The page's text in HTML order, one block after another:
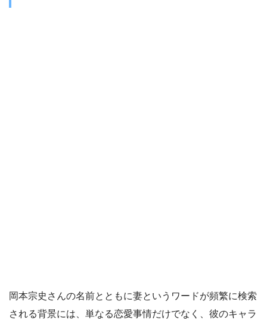
岡本宗史さんの名前とともに妻というワードが頻繁に検索
される背景には、単なる恋愛事情だけでなく、彼のキャラ